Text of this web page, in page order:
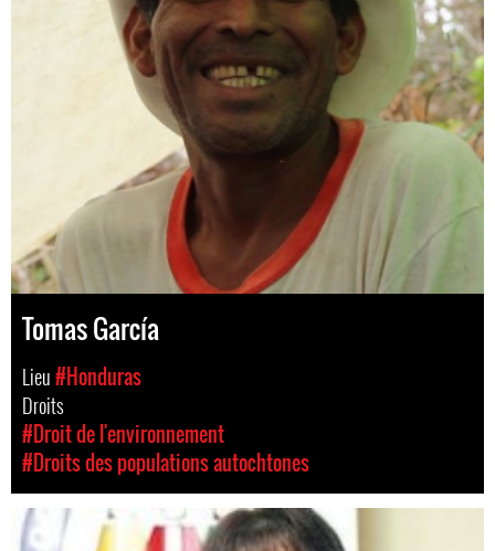
Tomas García
Lieu#Honduras
Droits
#Droit de l'environnement
#Droits des populations autochtones